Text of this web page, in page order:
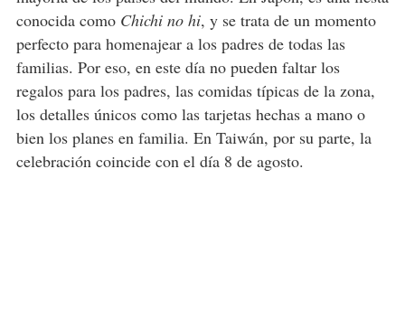
conocida como Chichi no hi, y se trata de un momento
perfecto para homenajear a los padres de todas las
familias. Por eso, en este día no pueden faltar los
regalos para los padres, las comidas típicas de la zona,
los detalles únicos como las tarjetas hechas a mano o
bien los planes en familia. En Taiwán, por su parte, la
celebración coincide con el día 8 de agosto.